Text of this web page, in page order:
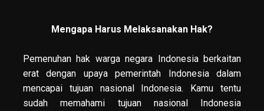
Mengapa Harus Melaksanakan Hak?
Pemenuhan hak warga negara Indonesia berkaitan
erat dengan upaya pemerintah Indonesia dalam
mencapai tujuan nasional Indonesia. Kamu tentu
sudah memahami tujuan nasional Indonesia